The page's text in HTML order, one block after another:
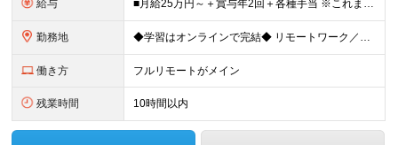
給与 ■月給25万円～＋賞与年2回＋各種手当 ※これまでの経験・スキル・前職の給与を考慮して決定します ※上記には、固定残業代（月20時間分／32,500円～）が含まれます ＜研修期間（7ヶ月～最大10ヶ
勤務地 ◆学習はオンラインで完結◆ リモートワーク／フルリモート案件あり・転勤なし ◇本社(秋葉原)または一都三県のクライアント先 ※勤務地につきましては、ご相談の上で配属 ＜本社＞ ◇東京都台東区台東1
働き方 フルリモートがメイン
残業時間 10時間以内